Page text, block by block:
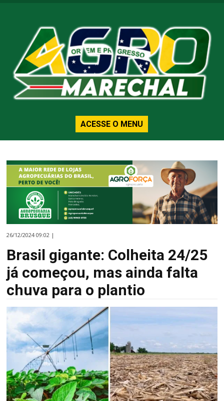
ACESSE O MENU
26/12/2024 09:02 |
Brasil gigante: Colheita 24/25
já começou, mas ainda falta
chuva para o plantio